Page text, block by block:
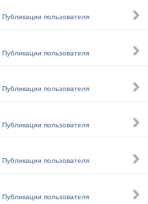
Публикации пользователя
Публикации пользователя
Публикации пользователя
Публикации пользователя
Публикации пользователя
Публикации пользователя